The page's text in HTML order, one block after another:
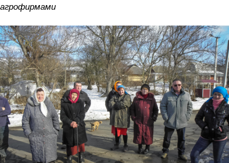
агрофирмами